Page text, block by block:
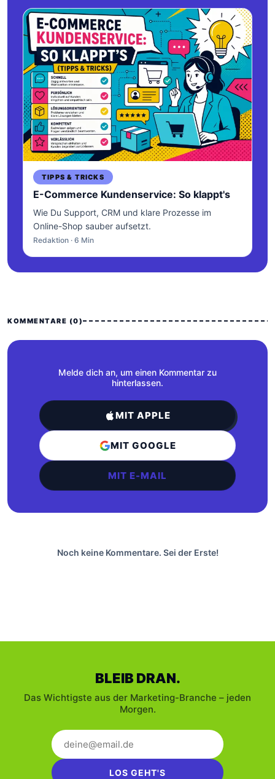
TIPPS & TRICKS
E-Commerce Kundenservice: So klappt's
Wie Du Support, CRM und klare Prozesse im
Online-Shop sauber aufsetzt.
Redaktion · 6 Min
KOMMENTARE (0)
Melde dich an, um einen Kommentar zu
hinterlassen.
MIT APPLE
MIT GOOGLE
MIT E-MAIL
Noch keine Kommentare. Sei der Erste!
BLEIB DRAN.
Das Wichtigste aus der Marketing-Branche – jeden
Morgen.
LOS GEHT'S